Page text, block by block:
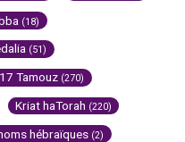
(18)
(51)
Tamouz (270)
Kriat haTorah (220)
hébraïques (2)